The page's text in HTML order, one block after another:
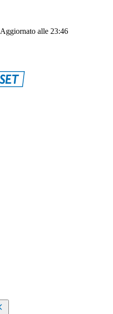
Aggiornato alle 23:46